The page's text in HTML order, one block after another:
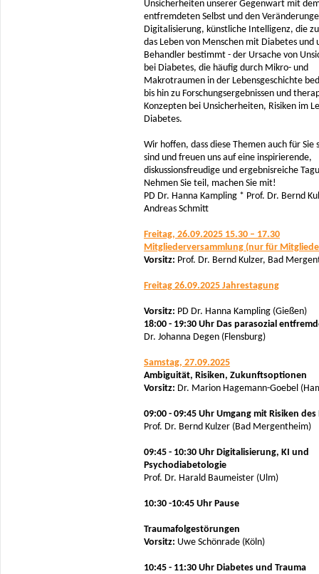
Unsicherheiten unserer Gegenwart mit
entfremdeten Selbst und den
Digitalisierung, künstliche Intelligenz, die
das Leben von Menschen mit Diabetes und
Behandler bestimmt - der Ursache von
bei Diabetes, die häufig durch Mikro- und
Makrotraumen in der Lebensgeschichte
bis hin zu Forschungsergebnissen und
Konzepten bei Unsicherheiten, Risiken im
Diabetes.
Wir hoffen, dass diese Themen auch für Sie
sind und freuen uns auf eine inspirierende,
diskussionsfreudige und ergebnisreiche
Nehmen Sie teil, machen Sie mit!
PD Dr. Hanna Kampling * Prof. Dr. Bernd
Andreas Schmitt
Freitag, 26.09.2025 15.30 – 17.30
Mitgliederversammlung (nur für
Vorsitz: Prof. Dr. Bernd Kulzer, Bad
Freitag 26.09.2025 Jahrestagung
Vorsitz: PD Dr. Hanna Kampling (Gießen)
18:00 - 19:30 Uhr Das parasozial
Dr. Johanna Degen (Flensburg)
Samstag, 27.09.2025
Ambiguität, Risiken, Zukunftsoptionen
Vorsitz: Dr. Marion Hagemann-Goebel
09:00 - 09:45 Uhr Umgang mit Risiken
Prof. Dr. Bernd Kulzer (Bad Mergentheim)
09:45 - 10:30 Uhr Digitalisierung, KI und
Psychodiabetologie
Prof. Dr. Harald Baumeister (Ulm)
10:30 -10:45 Uhr Pause
Traumafolgestörungen
Vorsitz: Uwe Schönrade (Köln)
10:45 - 11:30 Uhr Diabetes und Trauma